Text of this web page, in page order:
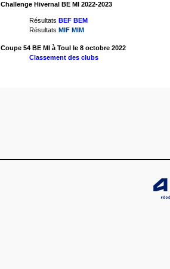
Challenge Hivernal BE MI 2022-2023
Résultats BEF BEM
Résultats MIF MIM
Coupe 54 BE MI à Toul le 8 octobre 2022
Classement des clubs